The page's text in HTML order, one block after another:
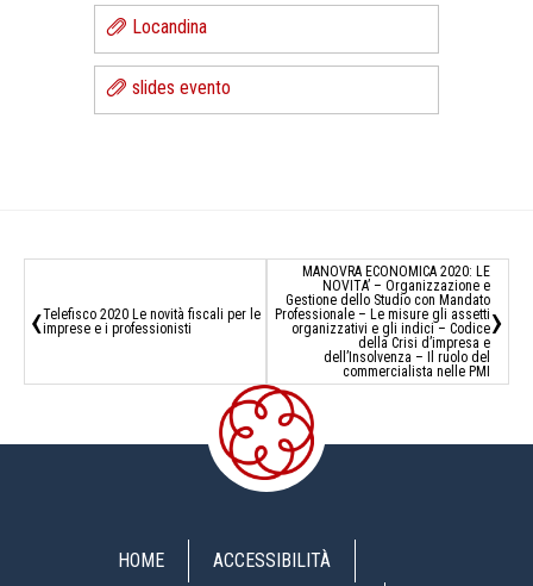
Locandina
slides evento
‹Telefisco 2020 Le novità fiscali per le
imprese e i professionisti
MANOVRA ECONOMICA 2020: LE
NOVITA’ – Organizzazione e
Gestione dello Studio con Mandato
Professionale – Le misure gli assetti
organizzativi e gli indici – Codice
della Crisi d’impresa e
dell’Insolvenza – Il ruolo del
commercialista nelle PMI
›
HOME
ACCESSIBILITÀ